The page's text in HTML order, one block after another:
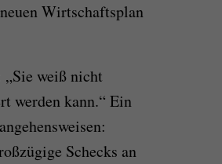
Wirtschaftsplan
weiß nicht
werden kann.“ Ein
Schecks an